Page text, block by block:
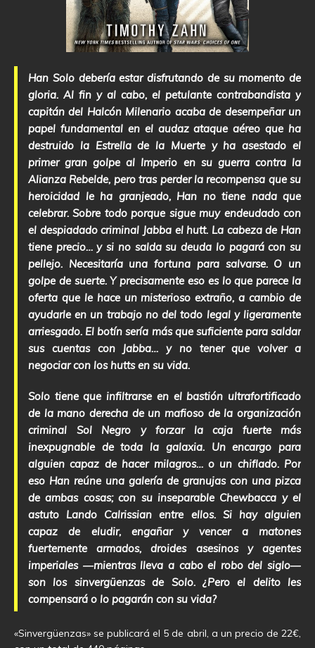
Han Solo debería estar disfrutando de su momento de
gloria. Al fin y al cabo, el petulante contrabandista y
capitán del Halcón Milenario acaba de desempeñar un
papel fundamental en el audaz ataque aéreo que ha
destruido la Estrella de la Muerte y ha asestado el
primer gran golpe al Imperio en su guerra contra la
Alianza Rebelde, pero tras perder la recompensa que su
heroicidad le ha granjeado, Han no tiene nada que
celebrar. Sobre todo porque sigue muy endeudado con
el despiadado criminal Jabba el hutt. La cabeza de Han
tiene precio… y si no salda su deuda lo pagará con su
pellejo. Necesitaría una fortuna para salvarse. O un
golpe de suerte. Y precisamente eso es lo que parece la
oferta que le hace un misterioso extraño, a cambio de
ayudarle en un trabajo no del todo legal y ligeramente
arriesgado. El botín sería más que suficiente para saldar
sus cuentas con Jabba… y no tener que volver a
negociar con los hutts en su vida.
Solo tiene que infiltrarse en el bastión ultrafortificado
de la mano derecha de un mafioso de la organización
criminal Sol Negro y forzar la caja fuerte más
inexpugnable de toda la galaxia. Un encargo para
alguien capaz de hacer milagros… o un chiflado. Por
eso Han reúne una galería de granujas con una pizca
de ambas cosas; con su inseparable Chewbacca y el
astuto Lando Calrissian entre ellos. Si hay alguien
capaz de eludir, engañar y vencer a matones
fuertemente armados, droides asesinos y agentes
imperiales ―mientras lleva a cabo el robo del siglo―
son los sinvergüenzas de Solo. ¿Pero el delito les
compensará o lo pagarán con su vida?
«Sinvergüenzas» se publicará el 5 de abril, a un precio de 22€,